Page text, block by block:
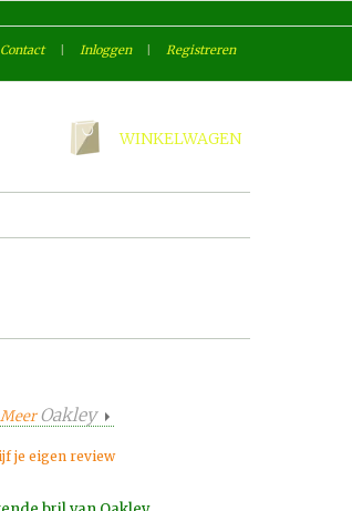
Contact Inloggen Registreren
WINKELWAGEN
MeerOakley
je eigen review